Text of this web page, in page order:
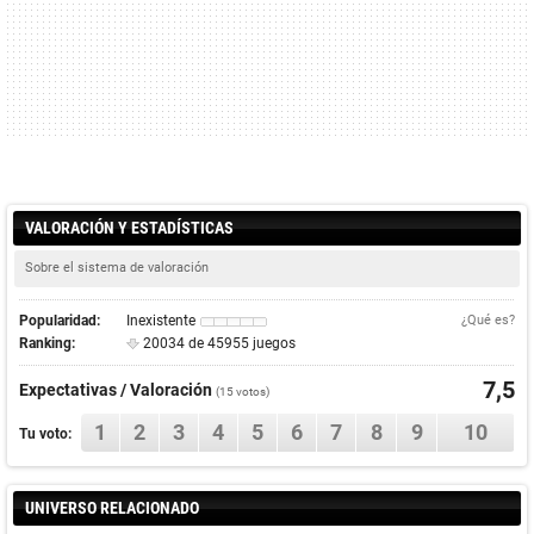
VALORACIÓN Y ESTADÍSTICAS
Sobre el sistema de valoración
Popularidad: Inexistente ¿Qué es?
Ranking: 20034 de 45955 juegos
Expectativas / Valoración (15votos) 7,5
Tu voto: 1 2 3 4 5 6 7 8 9 10
UNIVERSO RELACIONADO